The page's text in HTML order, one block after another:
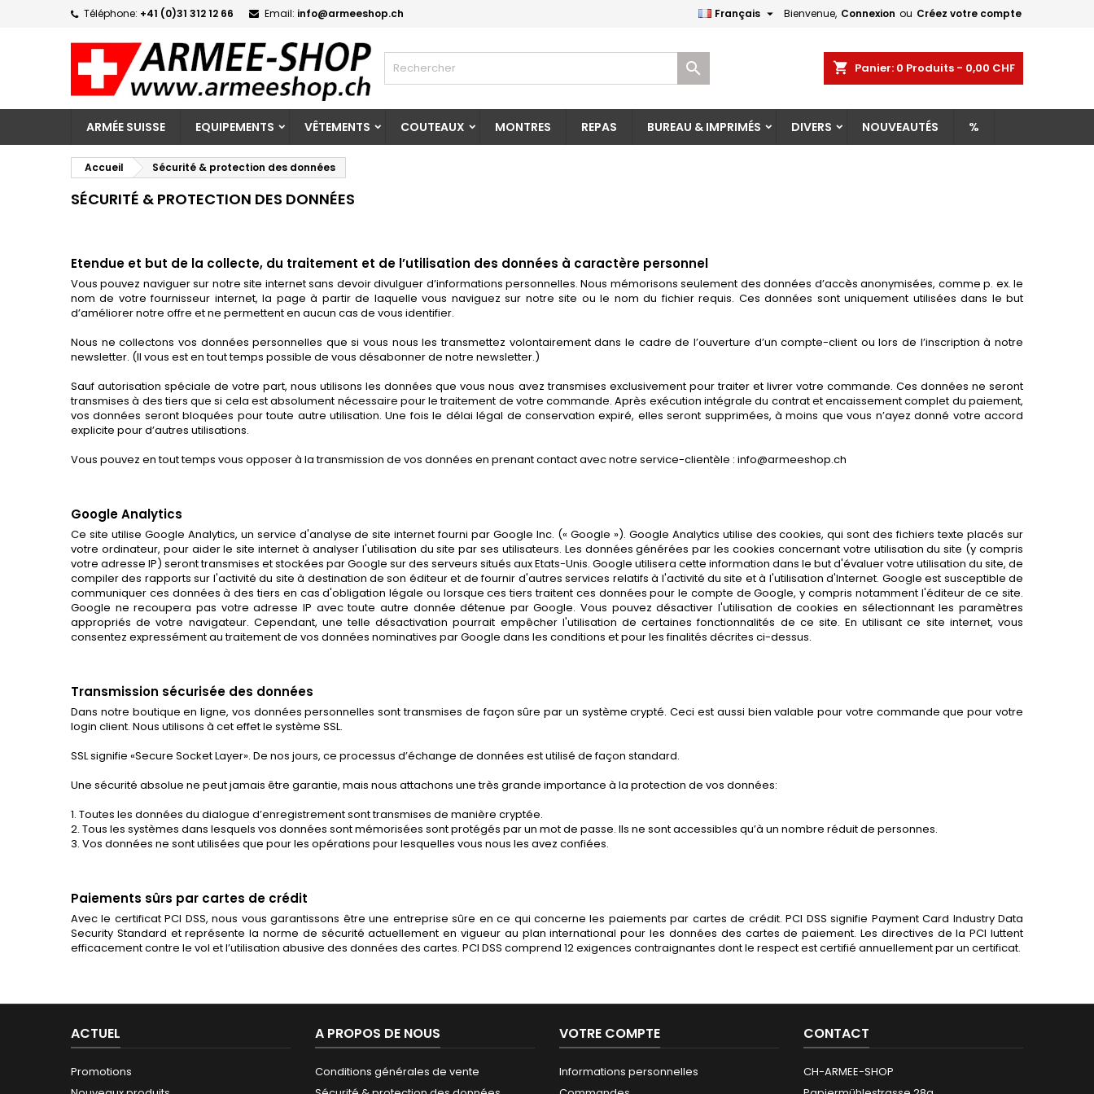
Téléphone: +41 (0)31 312 12 66 Email: info@armeeshop.ch Bienvenue, Connexion ou Créez votre compte
Français 
shopping_cart Panier: 0 Produits - 0,00 CHF

ARMÉE SUISSE EQUIPEMENTS VÊTEMENTS COUTEAUX MONTRES REPAS BUREAU & IMPRIMÉS DIVERS NOUVEAUTÉS %
Accueil Sécurité & protection des données
SÉCURITÉ & PROTECTION DES DONNÉES
Etendue et but de la collecte, du traitement et de l’utilisation des données à caractère personnel
Vous pouvez naviguer sur notre site internet sans devoir divulguer d’informations personnelles. Nous mémorisons seulement des données d’accès anonymisées, comme p. ex. le
nom de votre fournisseur internet, la page à partir de laquelle vous naviguez sur notre site ou le nom du fichier requis. Ces données sont uniquement utilisées dans le but
d’améliorer notre offre et ne permettent en aucun cas de vous identifier.
Nous ne collectons vos données personnelles que si vous nous les transmettez volontairement dans le cadre de l’ouverture d’un compte-client ou lors de l’inscription à notre
newsletter. (Il vous est en tout temps possible de vous désabonner de notre newsletter.)
Sauf autorisation spéciale de votre part, nous utilisons les données que vous nous avez transmises exclusivement pour traiter et livrer votre commande. Ces données ne seront
transmises à des tiers que si cela est absolument nécessaire pour le traitement de votre commande. Après exécution intégrale du contrat et encaissement complet du paiement,
vos données seront bloquées pour toute autre utilisation. Une fois le délai légal de conservation expiré, elles seront supprimées, à moins que vous n’ayez donné votre accord
explicite pour d’autres utilisations.
Vous pouvez en tout temps vous opposer à la transmission de vos données en prenant contact avec notre service-clientèle : info@armeeshop.ch
Google Analytics
Ce site utilise Google Analytics, un service d'analyse de site internet fourni par Google Inc. (« Google »). Google Analytics utilise des cookies, qui sont des fichiers texte placés sur
votre ordinateur, pour aider le site internet à analyser l'utilisation du site par ses utilisateurs. Les données générées par les cookies concernant votre utilisation du site (y compris
votre adresse IP) seront transmises et stockées par Google sur des serveurs situés aux Etats-Unis. Google utilisera cette information dans le but d'évaluer votre utilisation du site, de
compiler des rapports sur l'activité du site à destination de son éditeur et de fournir d'autres services relatifs à l'activité du site et à l'utilisation d'Internet. Google est susceptible de
communiquer ces données à des tiers en cas d'obligation légale ou lorsque ces tiers traitent ces données pour le compte de Google, y compris notamment l'éditeur de ce site.
Google ne recoupera pas votre adresse IP avec toute autre donnée détenue par Google. Vous pouvez désactiver l'utilisation de cookies en sélectionnant les paramètres
appropriés de votre navigateur. Cependant, une telle désactivation pourrait empêcher l'utilisation de certaines fonctionnalités de ce site. En utilisant ce site internet, vous
consentez expressément au traitement de vos données nominatives par Google dans les conditions et pour les finalités décrites ci-dessus.
Transmission sécurisée des données
Dans notre boutique en ligne, vos données personnelles sont transmises de façon sûre par un système crypté. Ceci est aussi bien valable pour votre commande que pour votre
login client. Nous utilisons à cet effet le système SSL.
SSL signifie «Secure Socket Layer». De nos jours, ce processus d’échange de données est utilisé de façon standard.
Une sécurité absolue ne peut jamais être garantie, mais nous attachons une très grande importance à la protection de vos données:
1. Toutes les données du dialogue d’enregistrement sont transmises de manière cryptée.
2. Tous les systèmes dans lesquels vos données sont mémorisées sont protégés par un mot de passe. Ils ne sont accessibles qu’à un nombre réduit de personnes.
3. Vos données ne sont utilisées que pour les opérations pour lesquelles vous nous les avez confiées.
Paiements sûrs par cartes de crédit
Avec le certificat PCI DSS, nous vous garantissons être une entreprise sûre en ce qui concerne les paiements par cartes de crédit. PCI DSS signifie Payment Card Industry Data
Security Standard et représente la norme de sécurité actuellement en vigueur au plan international pour les données des cartes de paiement. Les directives de la PCI luttent
efficacement contre le vol et l’utilisation abusive des données des cartes. PCI DSS comprend 12 exigences contraignantes dont le respect est certifié annuellement par un certificat.
ACTUEL
Promotions
A PROPOS DE NOUS
Conditions générales de vente
VOTRE COMPTE
Informations personnelles
CONTACT
CH-ARMEE-SHOP
Mes listes d'envies
add_circle_outline Créer une nouvelle liste
((modalTitle))
((confirmMessage))
Créer une liste d'envies
Nom de la liste d'envies
Connexion
Vous devez être connecté pour ajouter des produits à votre liste